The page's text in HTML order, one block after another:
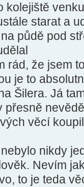
kolejiště
starat a
půdě pod
rád, že jsem
je to
Šilera. Já
přesně
věcí
nikdy
Nevím
to je teda